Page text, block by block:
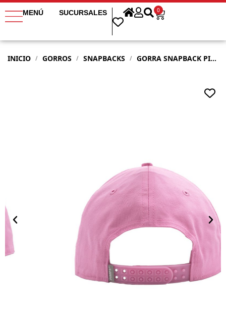
MENÚ SUCURSALES 0
INICIO / GORROS / SNAPBACKS / GORRA SNAPBACK PIMPS LÍNEA BÁSICA ROSA